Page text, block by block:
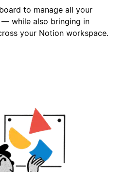
to manage all your
while also bringing in
your Notion workspace.